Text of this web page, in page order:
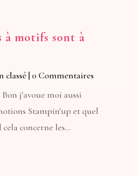
à motifs sont à
classé | 0 Commentaires
j'avoue moi aussi
Stampin'up et quel
concerne les...